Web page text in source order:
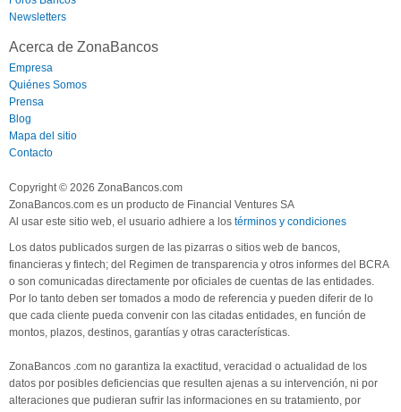
Newsletters
Acerca de ZonaBancos
Empresa
Quiénes Somos
Prensa
Blog
Mapa del sitio
Contacto
Copyright © 2026 ZonaBancos.com
ZonaBancos.com es un producto de Financial Ventures SA
Al usar este sitio web, el usuario adhiere a los términos y condiciones
Los datos publicados surgen de las pizarras o sitios web de bancos,
financieras y fintech; del Regimen de transparencia y otros informes del BCRA
o son comunicadas directamente por oficiales de cuentas de las entidades.
Por lo tanto deben ser tomados a modo de referencia y pueden diferir de lo
que cada cliente pueda convenir con las citadas entidades, en función de
montos, plazos, destinos, garantías y otras características.
ZonaBancos .com no garantiza la exactitud, veracidad o actualidad de los
datos por posibles deficiencias que resulten ajenas a su intervención, ni por
alteraciones que pudieran sufrir las informaciones en su tratamiento, por